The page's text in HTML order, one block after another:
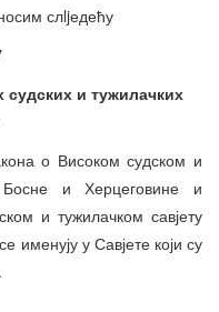
слljедећу
и тужилачких
о Високом судском и
Босне и Херцеговине и
и тужилачком савјету
именују у Савјете који су